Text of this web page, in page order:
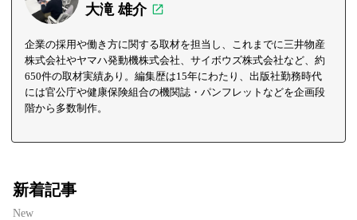
大滝 雄介
企業の採用や働き方に関する取材を担当し、これまでに三井物産
株式会社やヤマハ発動機株式会社、サイボウズ株式会社など、約
650件の取材実績あり。編集歴は15年にわたり、出版社勤務時代
には官公庁や健康保険組合の機関誌・パンフレットなどを企画段
階から多数制作。
新着記事
New